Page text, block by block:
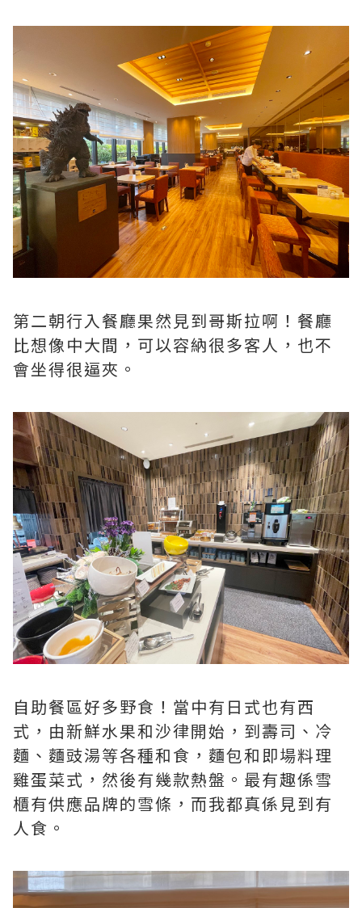
第二朝行入餐廳果然見到哥斯拉啊！餐廳
比想像中大間，可以容納很多客人，也不
會坐得很逼夾。
自助餐區好多野食！當中有日式也有西
式，由新鮮水果和沙律開始，到壽司、冷
麵、麵豉湯等各種和食，麵包和即場料理
雞蛋菜式，然後有幾款熱盤。最有趣係雪
櫃有供應品牌的雪條，而我都真係見到有
人食。